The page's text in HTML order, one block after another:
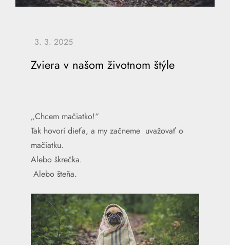
Zviera v našom životnom štýle
„Chcem mačiatko!“
Tak hovorí dieťa, a my začneme uvažovať o
mačiatku.
Alebo škrečka.
Alebo šteňa.